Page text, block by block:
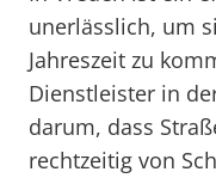
unerlässlich, um
Jahreszeit zu
Dienstleister in
darum, dass
rechtzeitig von